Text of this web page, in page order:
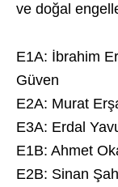
ve doğal
E1A: İbrahim
Güven
E2A: Murat
E3A: Erdal
E1B: Ahmet
E2B: Sinan